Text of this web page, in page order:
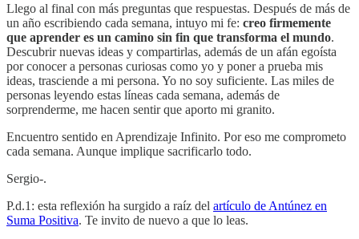
Llego al final con más preguntas que respuestas. Después de más de
un año escribiendo cada semana, intuyo mi fe: creo firmemente
que aprender es un camino sin fin que transforma el mundo.
Descubrir nuevas ideas y compartirlas, además de un afán egoísta
por conocer a personas curiosas como yo y poner a prueba mis
ideas, trasciende a mi persona. Yo no soy suficiente. Las miles de
personas leyendo estas líneas cada semana, además de
sorprenderme, me hacen sentir que aporto mi granito.
Encuentro sentido en Aprendizaje Infinito. Por eso me comprometo
cada semana. Aunque implique sacrificarlo todo.
Sergio-.
P.d.1: esta reflexión ha surgido a raíz del artículo de Antúnez en
Suma Positiva. Te invito de nuevo a que lo leas.